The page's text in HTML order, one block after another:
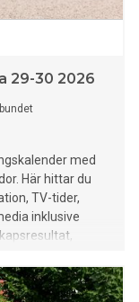
29-30 2026
med
Här hittar du
TV-tider,
inklusive